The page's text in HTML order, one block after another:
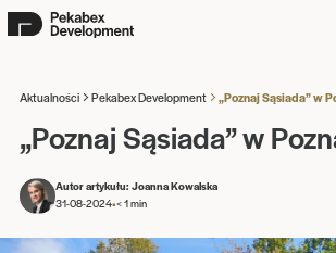
Aktualności Pekabex Development „Poznaj Sąsiada” w
„Poznaj Sąsiada” w
Autor artykułu: Joanna Kowalska
31-08-2024•< 1min